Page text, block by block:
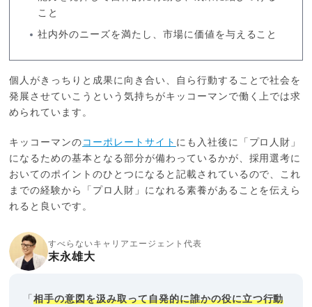
こと
社内外のニーズを満たし、市場に価値を与えること
個人がきっちりと成果に向き合い、自ら行動することで社会を
発展させていこうという気持ちがキッコーマンで働く上では求
められています。
キッコーマンの コーポレートサイト にも入社後に「プロ人財」
になるための基本となる部分が備わっているかが、採用選考に
おいてのポイントのひとつになると記載されているので、これ
までの経験から「プロ人財」になれる素養があることを伝えら
れると良いです。
すべらないキャリアエージェント代表
末永雄大
「相手の意図を汲み取って自発的に誰かの役に立つ行動